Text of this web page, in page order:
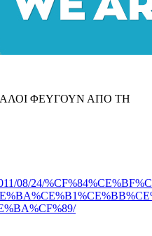
ΦΕΥΓΟΥΝ ΑΠΟ ΤΗ
08/24/